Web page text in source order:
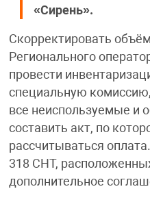
«Сирень».
Скорректировать
Регионального
провести
специальную
все неиспользуемые и
составить акт, по
рассчитываться
318 СНТ,
дополнительное